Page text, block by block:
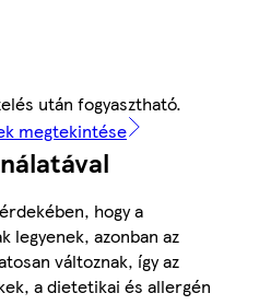
után fogyasztható.
megtekintése
hogy a
azonban az
változnak, így az
a dietetikai és allergén